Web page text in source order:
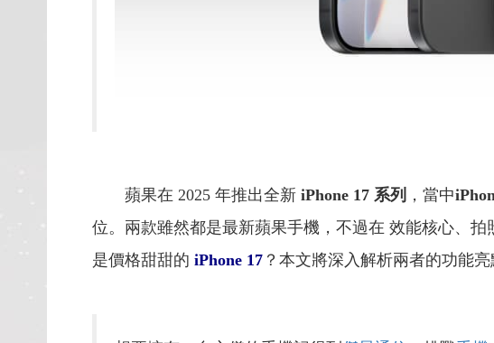
蘋果在 2025 年推出全新 iPhone 17 系列 ，當中
位。兩款雖然都是最新蘋果手機，不過在 效能核心、
是價格甜甜的 iPhone 17 ？本文將深入解析兩者的功能